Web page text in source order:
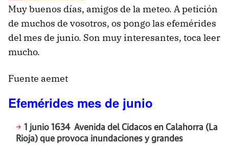
Muy buenos días, amigos de la meteo. A petición
de muchos de vosotros, os pongo las efemérides
del mes de junio. Son muy interesantes, toca leer
mucho.
Fuente aemet
Efemérides mes de junio
1 junio 1634 Avenida del Cidacos en Calahorra (La
Rioja) que provoca inundaciones y grandes